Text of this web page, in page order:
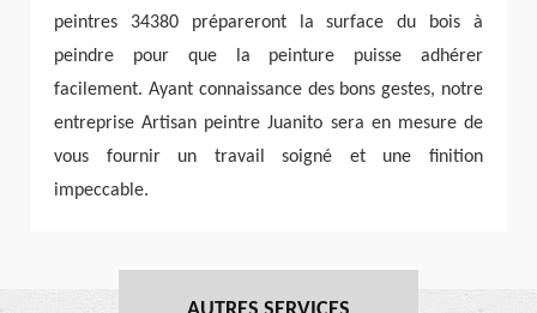
peintres 34380 prépareront la surface du bois à
peindre pour que la peinture puisse adhérer
facilement. Ayant connaissance des bons gestes, notre
entreprise Artisan peintre Juanito sera en mesure de
vous fournir un travail soigné et une finition
impeccable.